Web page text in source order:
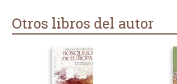
Otros libros del autor